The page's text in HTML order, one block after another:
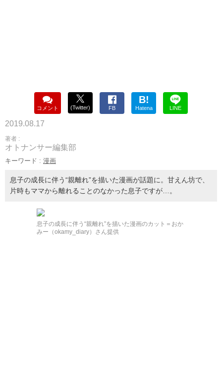
コメント (Twitter) FB
B!
Hatena LINE
2019.08.17
著者 :
オトナンサー編集部
キーワード : 漫画
息子の成長に伴う“親離れ”を描いた漫画が話題に。甘えん坊で、
片時もママから離れることのなかった息子ですが…。
息子の成長に伴う“親離れ”を描いた漫画のカット＝おか
みー（okamy_diary）さん提供